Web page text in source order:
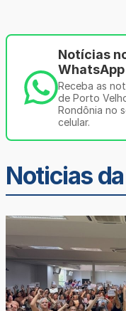
Notícias
WhatsApp
Receba as
de Porto
Rondônia no
celular.
Noticias